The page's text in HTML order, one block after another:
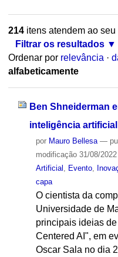
214itens atendem ao seu
Filtrar os resultados
Ordenar por relevância ·
alfabeticamente
Ben Shneiderman
inteligência
por Mauro Bellesa —
modificação31/08/2022
Artificial
Evento,
capa
O cientista da
Universidade de
principais ideias
Centered AI", em
Oscar Sala no dia